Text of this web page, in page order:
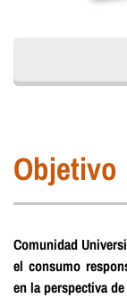
Objetivo
Comunidad
el consumo
en la perspectiva